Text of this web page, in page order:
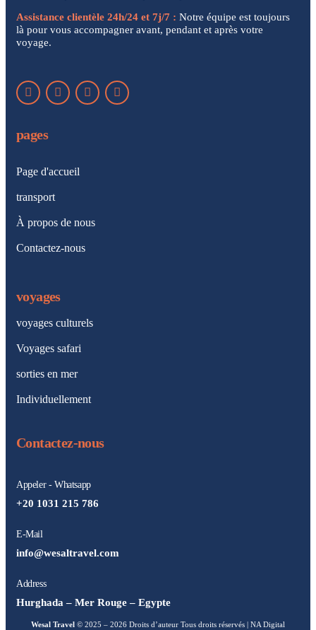
Assistance clientèle 24h/24 et 7j/7 : Notre équipe est toujours
là pour vous accompagner avant, pendant et après votre
voyage.
pages
Page d'accueil
transport
À propos de nous
Contactez-nous
voyages
voyages culturels
Voyages safari
sorties en mer
Individuellement
Contactez-nous
Appeler - Whatsapp
+20 1031 215 786
E-Mail
info@wesaltravel.com
Address
Hurghada – Mer Rouge – Egypte
Wesal Travel © 2025 – 2026 Droits d’auteur Tous droits réservés | NA Digital